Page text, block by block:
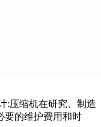
压缩机在研究、制造
要的维护费用和时